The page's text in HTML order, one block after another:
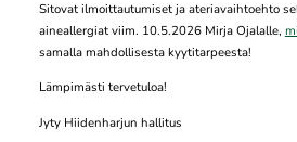
Sitovat ilmoittautumiset ja ateriavaihtoehto
aineallergiat viim. 10.5.2026 Mirja Ojalalle,
samalla mahdollisesta kyytitarpeesta!
Lämpimästi tervetuloa!
Jyty Hiidenharjun hallitus